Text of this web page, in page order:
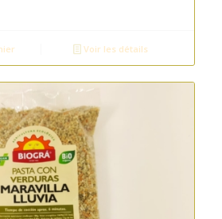
Voir les détails